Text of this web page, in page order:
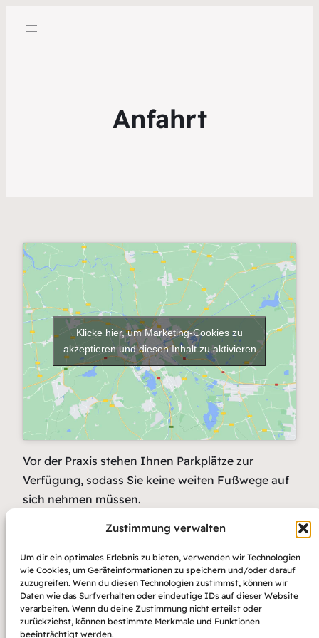
Zustimmung verwalten
Um dir ein optimales Erlebnis zu bieten, verwenden wir Technologien
wie Cookies, um Geräteinformationen zu speichern und/oder darauf
zuzugreifen. Wenn du diesen Technologien zustimmst, können wir
Daten wie das Surfverhalten oder eindeutige IDs auf dieser Website
verarbeiten. Wenn du deine Zustimmung nicht erteilst oder
zurückziehst, können bestimmte Merkmale und Funktionen
beeinträchtigt werden.
Anfahrt
Klicke hier, um Marketing-Cookies zu
akzeptieren und diesen Inhalt zu aktivieren
Vor der Praxis stehen Ihnen Parkplätze zur
Verfügung, sodass Sie keine weiten Fußwege auf
sich nehmen müssen.
Kleintierpraxis Lennep
Albert-Schmidt-Allee 33a 42897 Remscheid
Lennep
02191-62498